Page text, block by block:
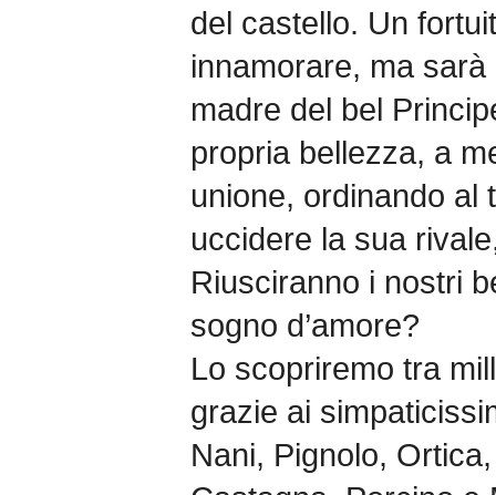
del castello. Un
innamorare, ma
madre del bel
propria bellezza, a
unione, ordinando al
uccidere la sua
Riusciranno i nostri
sogno d’amore?
Lo scopriremo tra
grazie ai
Nani, Pignolo,